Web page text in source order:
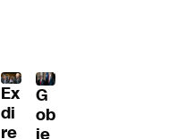
Ex
di
re
G
ob